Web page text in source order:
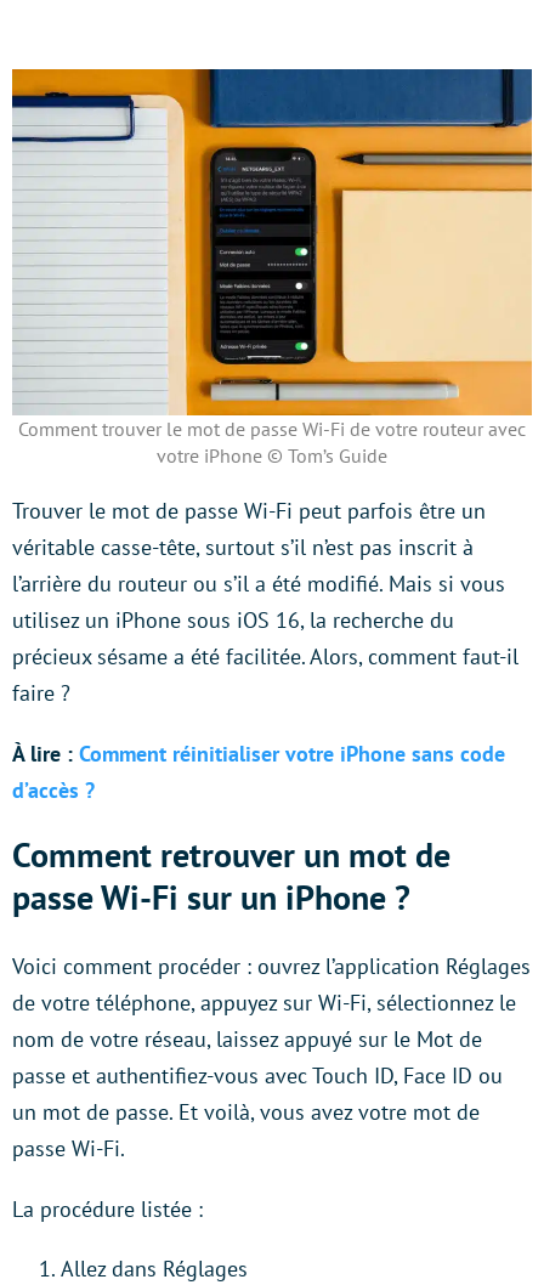
Comment trouver le mot de passe Wi-Fi de votre routeur avec
votre iPhone © Tom’s Guide
Trouver le mot de passe Wi-Fi peut parfois être un
véritable casse-tête, surtout s’il n’est pas inscrit à
l’arrière du routeur ou s’il a été modifié. Mais si vous
utilisez un iPhone sous iOS 16, la recherche du
précieux sésame a été facilitée. Alors, comment faut-il
faire ?
À lire : Comment réinitialiser votre iPhone sans code
d’accès ?
Comment retrouver un mot de
passe Wi-Fi sur un iPhone ?
Voici comment procéder : ouvrez l’application Réglages
de votre téléphone, appuyez sur Wi-Fi, sélectionnez le
nom de votre réseau, laissez appuyé sur le Mot de
passe et authentifiez-vous avec Touch ID, Face ID ou
un mot de passe. Et voilà, vous avez votre mot de
passe Wi-Fi.
La procédure listée :
Allez dans Réglages